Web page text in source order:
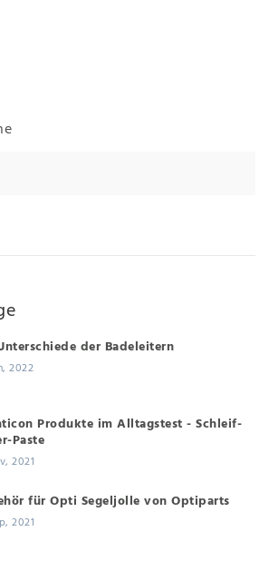
der Badeleitern
2022
Produkte im Alltagstest - Schleif-
Paste
2021
für Opti Segeljolle von Optiparts
2021